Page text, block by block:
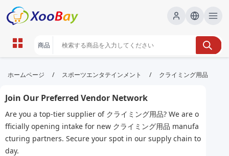
クライミング用品 | XOOBAY B2B/B2C
クライミング, wholesale クライミング用品, XOOBAY
登攀具通販店
ホームページ / スポーツエンタテインメント / クライミング用品
Join Our Preferred Vendor Network
Are you a top-tier supplier of クライミング用品? We are o
fficially opening intake for new クライミング用品 manufa
cturing partners. Secure your spot in our supply chain to
day.